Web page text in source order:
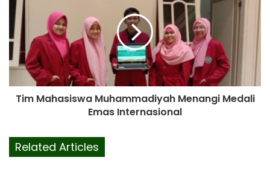
Tim Mahasiswa Muhammadiyah Menangi Medali
Emas Internasional
Related Articles